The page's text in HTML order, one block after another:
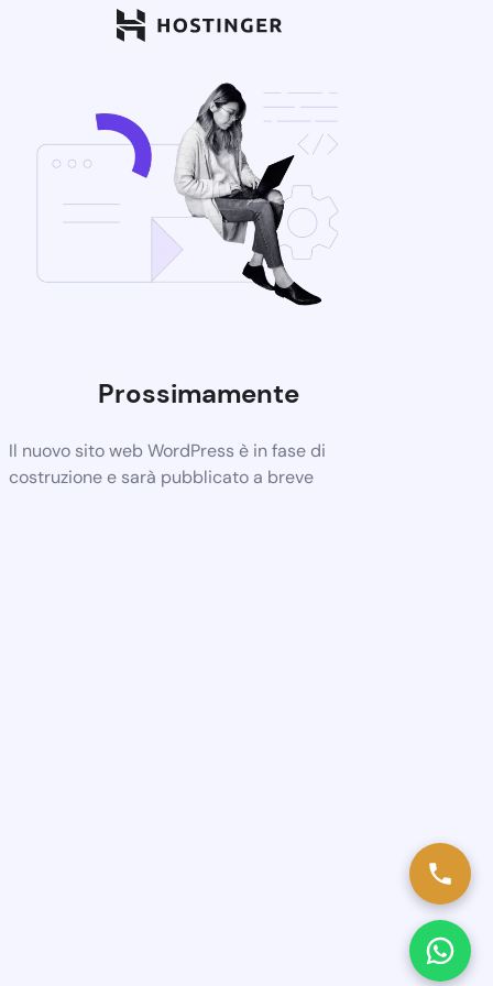
Prossimamente
Il nuovo sito web WordPress è in fase di
costruzione e sarà pubblicato a breve